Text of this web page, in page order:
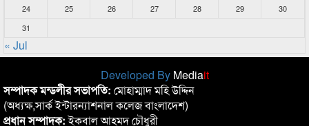
24
25 26 27 28 29
30
31
« Jul
Developed By Mediait
সম্পাদক মন্ডলীর সভাপতি: মোহাম্মাদ মহি উদ্দিন
(অধ্যক্ষ,সার্ক ইন্টারন্যাশনাল কলেজ বাংলাদেশ)
প্রধান সম্পাদক:ইকবাল আহমদ চৌধুরী